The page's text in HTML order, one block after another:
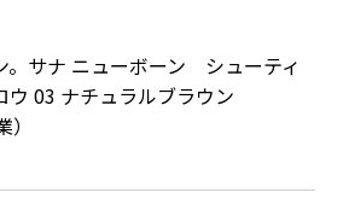
。サナ ニューボーン シューティ
ウ 03 ナチュラルブラウン